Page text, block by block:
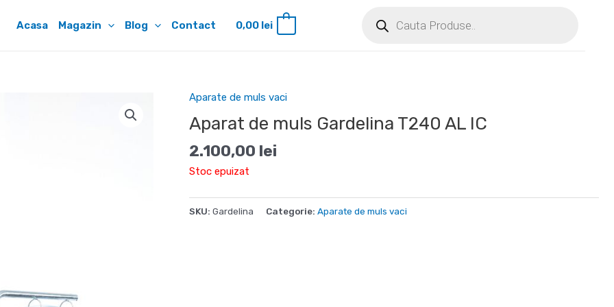
Acasa Magazin Blog Contact 0,00 lei
Aparate de muls vaci
Aparat de muls Gardelina T240 AL IC
2.100,00 lei
Stoc epuizat
SKU: Gardelina Categorie: Aparate de muls vaci